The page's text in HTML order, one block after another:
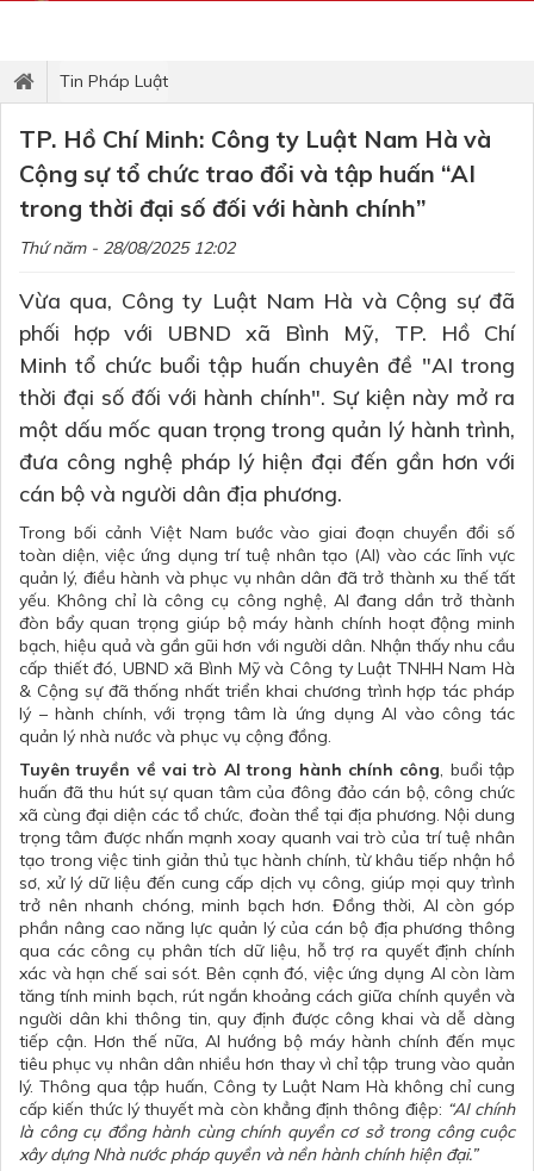
Tin Pháp Luật
TP. Hồ Chí Minh: Công ty Luật Nam Hà và
Cộng sự tổ chức trao đổi và tập huấn “AI
trong thời đại số đối với hành chính”
Thứ năm - 28/08/2025 12:02
Vừa qua, Công ty Luật Nam Hà và Cộng sự đã
phối hợp với UBND xã Bình Mỹ, TP. Hồ Chí
Minh tổ chức buổi tập huấn chuyên đề "AI trong
thời đại số đối với hành chính". Sự kiện này mở ra
một dấu mốc quan trọng trong quản lý hành trình,
đưa công nghệ pháp lý hiện đại đến gần hơn với
cán bộ và người dân địa phương.
Trong bối cảnh Việt Nam bước vào giai đoạn chuyển đổi số
toàn diện, việc ứng dụng trí tuệ nhân tạo (AI) vào các lĩnh vực
quản lý, điều hành và phục vụ nhân dân đã trở thành xu thế tất
yếu. Không chỉ là công cụ công nghệ, AI đang dần trở thành
đòn bẩy quan trọng giúp bộ máy hành chính hoạt động minh
bạch, hiệu quả và gần gũi hơn với người dân. Nhận thấy nhu cầu
cấp thiết đó, UBND xã Bình Mỹ và Công ty Luật TNHH Nam Hà
& Cộng sự đã thống nhất triển khai chương trình hợp tác pháp
lý – hành chính, với trọng tâm là ứng dụng AI vào công tác
quản lý nhà nước và phục vụ cộng đồng.
Tuyên truyền về vai trò AI trong hành chính công, buổi tập
huấn đã thu hút sự quan tâm của đông đảo cán bộ, công chức
xã cùng đại diện các tổ chức, đoàn thể tại địa phương. Nội dung
trọng tâm được nhấn mạnh xoay quanh vai trò của trí tuệ nhân
tạo trong việc tinh giản thủ tục hành chính, từ khâu tiếp nhận hồ
sơ, xử lý dữ liệu đến cung cấp dịch vụ công, giúp mọi quy trình
trở nên nhanh chóng, minh bạch hơn. Đồng thời, AI còn góp
phần nâng cao năng lực quản lý của cán bộ địa phương thông
qua các công cụ phân tích dữ liệu, hỗ trợ ra quyết định chính
xác và hạn chế sai sót. Bên cạnh đó, việc ứng dụng AI còn làm
tăng tính minh bạch, rút ngắn khoảng cách giữa chính quyền và
người dân khi thông tin, quy định được công khai và dễ dàng
tiếp cận. Hơn thế nữa, AI hướng bộ máy hành chính đến mục
tiêu phục vụ nhân dân nhiều hơn thay vì chỉ tập trung vào quản
lý. Thông qua tập huấn, Công ty Luật Nam Hà không chỉ cung
cấp kiến thức lý thuyết mà còn khẳng định thông điệp: “AI chính
là công cụ đồng hành cùng chính quyền cơ sở trong công cuộc
xây dựng Nhà nước pháp quyền và nền hành chính hiện đại.”